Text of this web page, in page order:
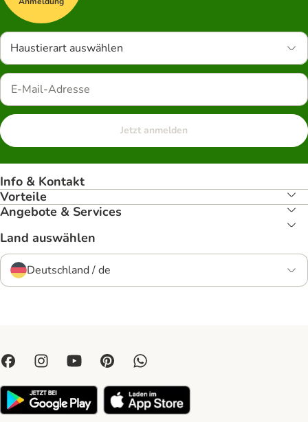
Haustierart auswählen
Jetzt anmelden
Info & Kontakt
Vorteile
Angebote & Services
Land auswählen
Deutschland / de